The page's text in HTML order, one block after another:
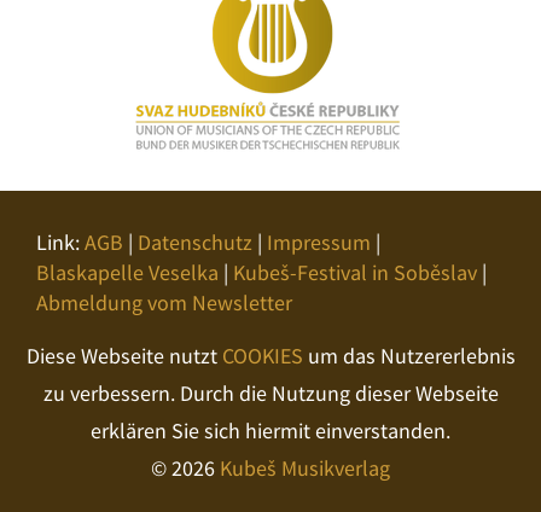
Link:AGB | Datenschutz | Impressum |
Blaskapelle Veselka | Kubeš-Festival in Soběslav |
Abmeldung vom Newsletter
Diese Webseite nutzt COOKIES um das Nutzererlebnis
zu verbessern. Durch die Nutzung dieser Webseite
erklären Sie sich hiermit einverstanden.
© 2026 Kubeš Musikverlag